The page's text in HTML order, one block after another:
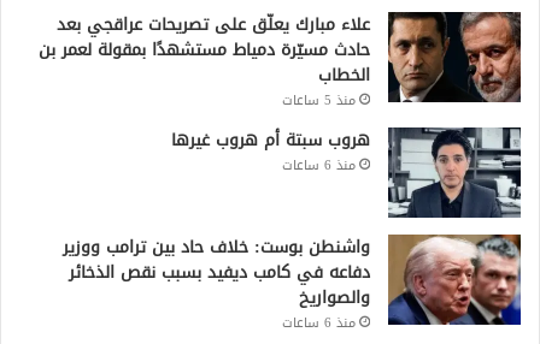
علاء مبارك يعلّق على تصريحات عراقجي بعد
حادث مسيّرة دمياط مستشهدًا بمقولة لعمر بن
الخطاب
منذ 5 ساعات
هروب سبتة أم هروب غيرها
منذ 6 ساعات
واشنطن بوست: خلاف حاد بين ترامب ووزير
دفاعه في كامب ديفيد بسبب نقص الذخائر
والصواريخ
منذ 6 ساعات